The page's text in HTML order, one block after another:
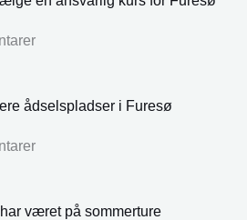
ådselspladser i Furesø
været på sommerture